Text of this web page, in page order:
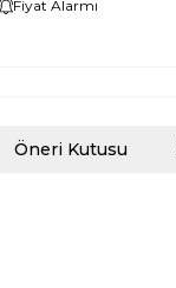
Fiyat Alarmı
Öneri Kutusu